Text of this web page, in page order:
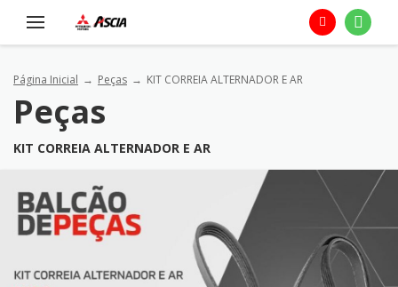
Página Inicial Peças KIT CORREIA ALTERNADOR E AR
Peças
KIT CORREIA ALTERNADOR E AR